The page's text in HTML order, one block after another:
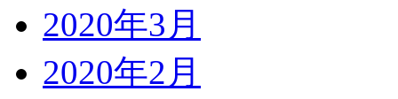
2020年3月
2020年2月